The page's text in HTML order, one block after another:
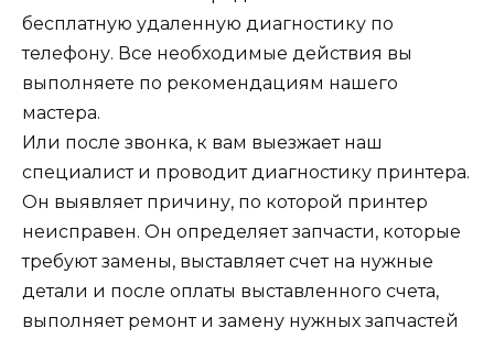
бесплатную удаленную диагностику по
телефону. Все необходимые действия вы
выполняете по рекомендациям нашего
мастера.
Или после звонка, к вам выезжает наш
специалист и проводит диагностику принтера.
Он выявляет причину, по которой принтер
неисправен. Он определяет запчасти, которые
требуют замены, выставляет счет на нужные
детали и после оплаты выставленного счета,
выполняет ремонт и замену нужных запчастей